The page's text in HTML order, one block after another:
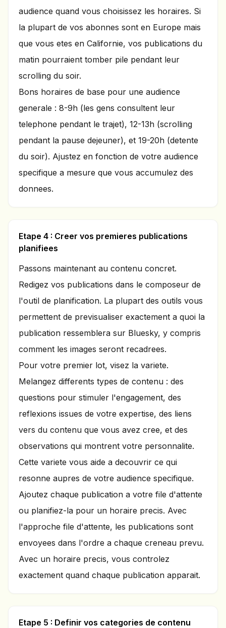
audience quand vous choisissez les horaires. Si
la plupart de vos abonnes sont en Europe mais
que vous etes en Californie, vos publications du
matin pourraient tomber pile pendant leur
scrolling du soir.
Bons horaires de base pour une audience
generale : 8-9h (les gens consultent leur
telephone pendant le trajet), 12-13h (scrolling
pendant la pause dejeuner), et 19-20h (detente
du soir). Ajustez en fonction de votre audience
specifique a mesure que vous accumulez des
donnees.
Etape 4 : Creer vos premieres publications
planifiees
Passons maintenant au contenu concret.
Redigez vos publications dans le composeur de
l'outil de planification. La plupart des outils vous
permettent de previsualiser exactement a quoi la
publication ressemblera sur Bluesky, y compris
comment les images seront recadrees.
Pour votre premier lot, visez la variete.
Melangez differents types de contenu : des
questions pour stimuler l'engagement, des
reflexions issues de votre expertise, des liens
vers du contenu que vous avez cree, et des
observations qui montrent votre personnalite.
Cette variete vous aide a decouvrir ce qui
resonne aupres de votre audience specifique.
Ajoutez chaque publication a votre file d'attente
ou planifiez-la pour un horaire precis. Avec
l'approche file d'attente, les publications sont
envoyees dans l'ordre a chaque creneau prevu.
Avec un horaire precis, vous controlez
exactement quand chaque publication apparait.
Etape 5 : Definir vos categories de contenu